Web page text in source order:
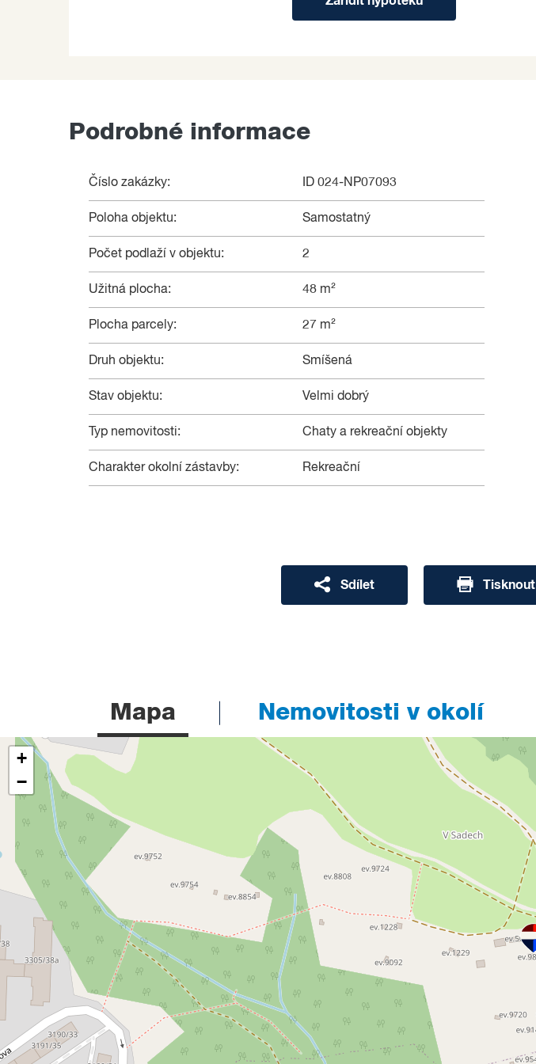
Podrobné informace
Číslo zakázky: ID 024-NP07093
Poloha objektu: Samostatný
Počet podlaží v objektu: 2
Užitná plocha: 48 m²
Plocha parcely: 27 m²
Druh objektu: Smíšená
Stav objektu: Velmi dobrý
Typ nemovitosti: Chaty a rekreační objekty
Charakter okolní zástavby: Rekreační
Sdílet Tisknout
Mapa Nemovitosti v okolí
+
−